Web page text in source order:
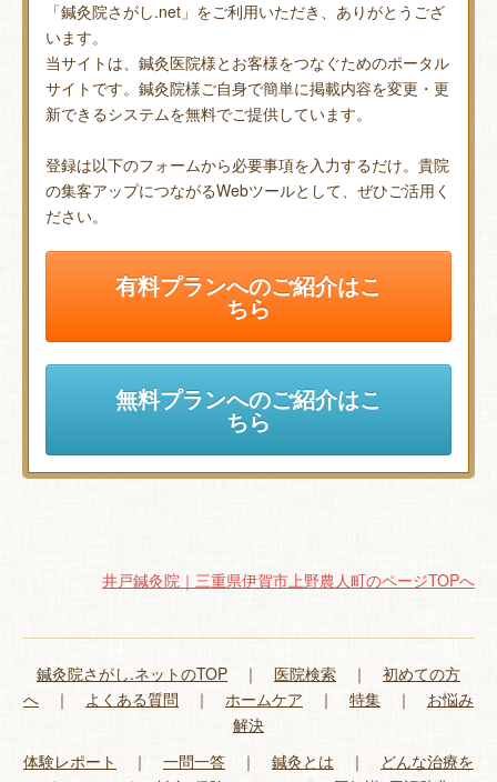
「鍼灸院さがし.net」をご利用いただき、ありがとうござ
います。
当サイトは、鍼灸医院様とお客様をつなぐためのポータル
サイトです。鍼灸院様ご自身で簡単に掲載内容を変更・更
新できるシステムを無料でご提供しています。
登録は以下のフォームから必要事項を入力するだけ。貴院
の集客アップにつながるWebツールとして、ぜひご活用く
ださい。
有料プランへのご紹介はこ
ちら
無料プランへのご紹介はこ
ちら
井戸鍼灸院｜三重県伊賀市上野農人町のページTOPへ
鍼灸院さがし.ネットのTOP ｜ 医院検索 ｜ 初めての方
へ ｜ よくある質問 ｜ ホームケア ｜ 特集 ｜ お悩み
解決
体験レポート
｜ 一問一答 ｜ 鍼灸とは ｜ どんな治療を